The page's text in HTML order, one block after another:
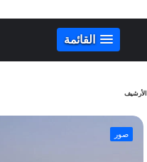
القائمة
الأرشيف
صور